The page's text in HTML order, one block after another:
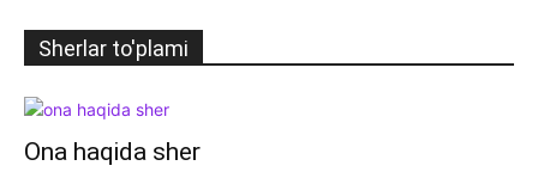
Sherlar to'plami
Ona haqida sher